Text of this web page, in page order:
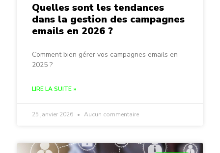
Quelles sont les tendances
dans la gestion des campagnes
emails en 2026 ?
Comment bien gérer vos campagnes emails en
2025 ?
LIRE LA SUITE »
25 janvier 2026 Aucun commentaire